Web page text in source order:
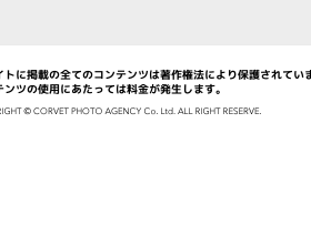
Agency
トに掲載の全てのコンテンツは著作権法により保護されてい
ンツの使用にあたっては料金が発生します。